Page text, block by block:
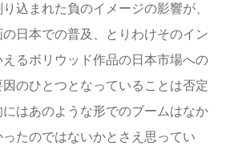
込まれた負のイメージの影響が、
日本での普及、とりわけそのイン
えるボリウッド作品の日本市場への
のひとつとなっていることは否定
はあのような形でのブームはなか
たのではないかとさえ思ってい